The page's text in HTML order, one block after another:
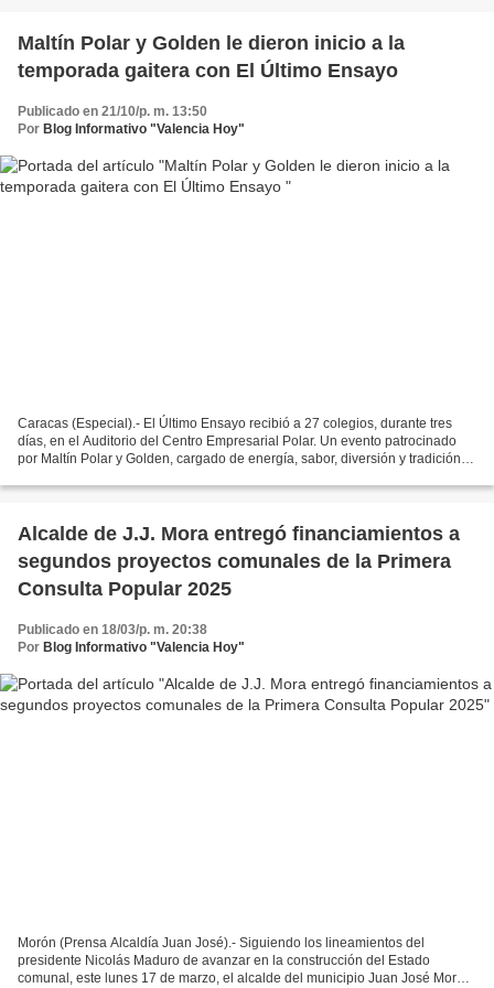
Maltín Polar y Golden le dieron inicio a la
temporada gaitera con El Último Ensayo
Publicado en 21/10/p. m. 13:50
Por Blog Informativo "Valencia Hoy"
Caracas (Especial).- El Último Ensayo recibió a 27 colegios, durante tres
días, en el Auditorio del Centro Empresarial Polar. Un evento patrocinado
por Maltín Polar y Golden, cargado de energía, sabor, diversión y tradición,
Alcalde de J.J. Mora entregó financiamientos a
segundos proyectos comunales de la Primera
Consulta Popular 2025
Publicado en 18/03/p. m. 20:38
Por Blog Informativo "Valencia Hoy"
Morón (Prensa Alcaldía Juan José).- Siguiendo los lineamientos del
presidente Nicolás Maduro de avanzar en la construcción del Estado
comunal, este lunes 17 de marzo, el alcalde del municipio Juan José Mora,